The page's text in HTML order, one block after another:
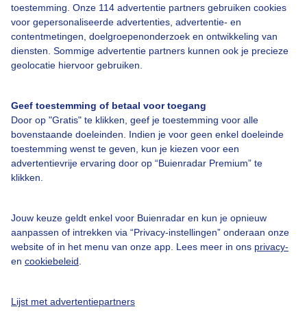
toestemming. Onze 114 advertentie partners gebruiken cookies
voor gepersonaliseerde advertenties, advertentie- en
contentmetingen, doelgroepenonderzoek en ontwikkeling van
diensten. Sommige advertentie partners kunnen ook je precieze
geolocatie hiervoor gebruiken.
Geef toestemming of betaal voor toegang
Door op "Gratis" te klikken, geef je toestemming voor alle
bovenstaande doeleinden. Indien je voor geen enkel doeleinde
toestemming wenst te geven, kun je kiezen voor een
advertentievrije ervaring door op “Buienradar Premium” te
klikken.
Jouw keuze geldt enkel voor Buienradar en kun je opnieuw
aanpassen of intrekken via “Privacy-instellingen” onderaan onze
website of in het menu van onze app. Lees meer in ons privacy-
en cookiebeleid
Lijst met advertentiepartners
Bedrijfsgegevens
Veelgestelde vragen
Contact
Gebruikersvoorwaarden
Adverteren
Buienradar Team
Privacy beleid
Privacy instellingen
Gratis weerdata
Buienradar